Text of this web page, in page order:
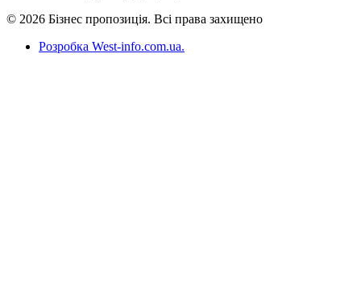
© 2026 Бізнес пропозиція. Всі права захищено
Розробка West-info.com.ua.